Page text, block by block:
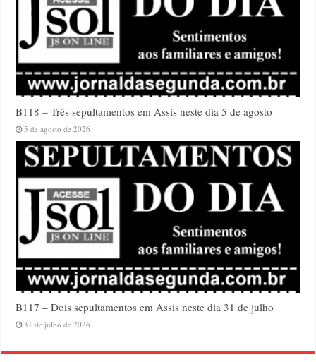
B118 – Três sepultamentos em Assis neste dia 5 de agosto
5 de agosto de 2026
B117 – Dois sepultamentos em Assis neste dia 31 de julho
31 de julho de 2026